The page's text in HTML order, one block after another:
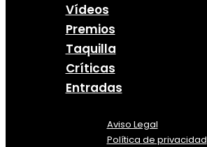
Vídeos
Premios
Taquilla
Críticas
Entradas
Aviso Legal
Política de privacidad